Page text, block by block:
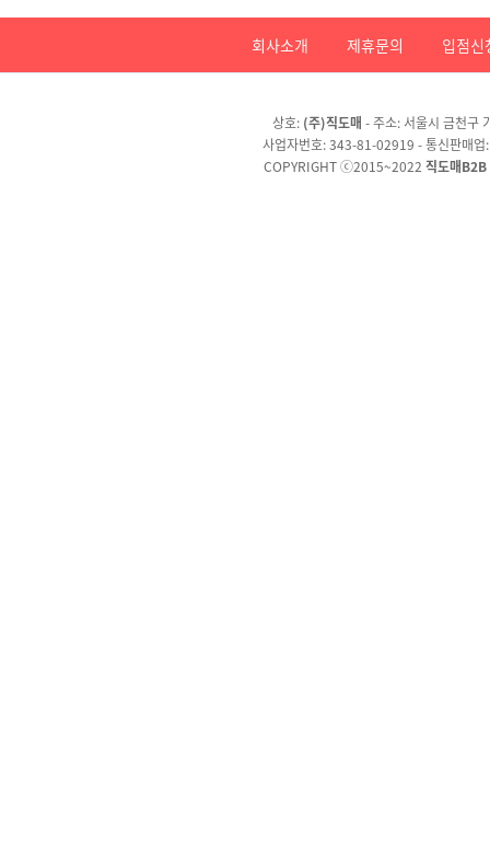
회사소개 제휴문의 입점신
상호: (주)직도매 - 주소: 서울시 금천구
사업자번호: 343-81-02919 - 통신판매
COPYRIGHT ⓒ2015~2022 직도매B2B